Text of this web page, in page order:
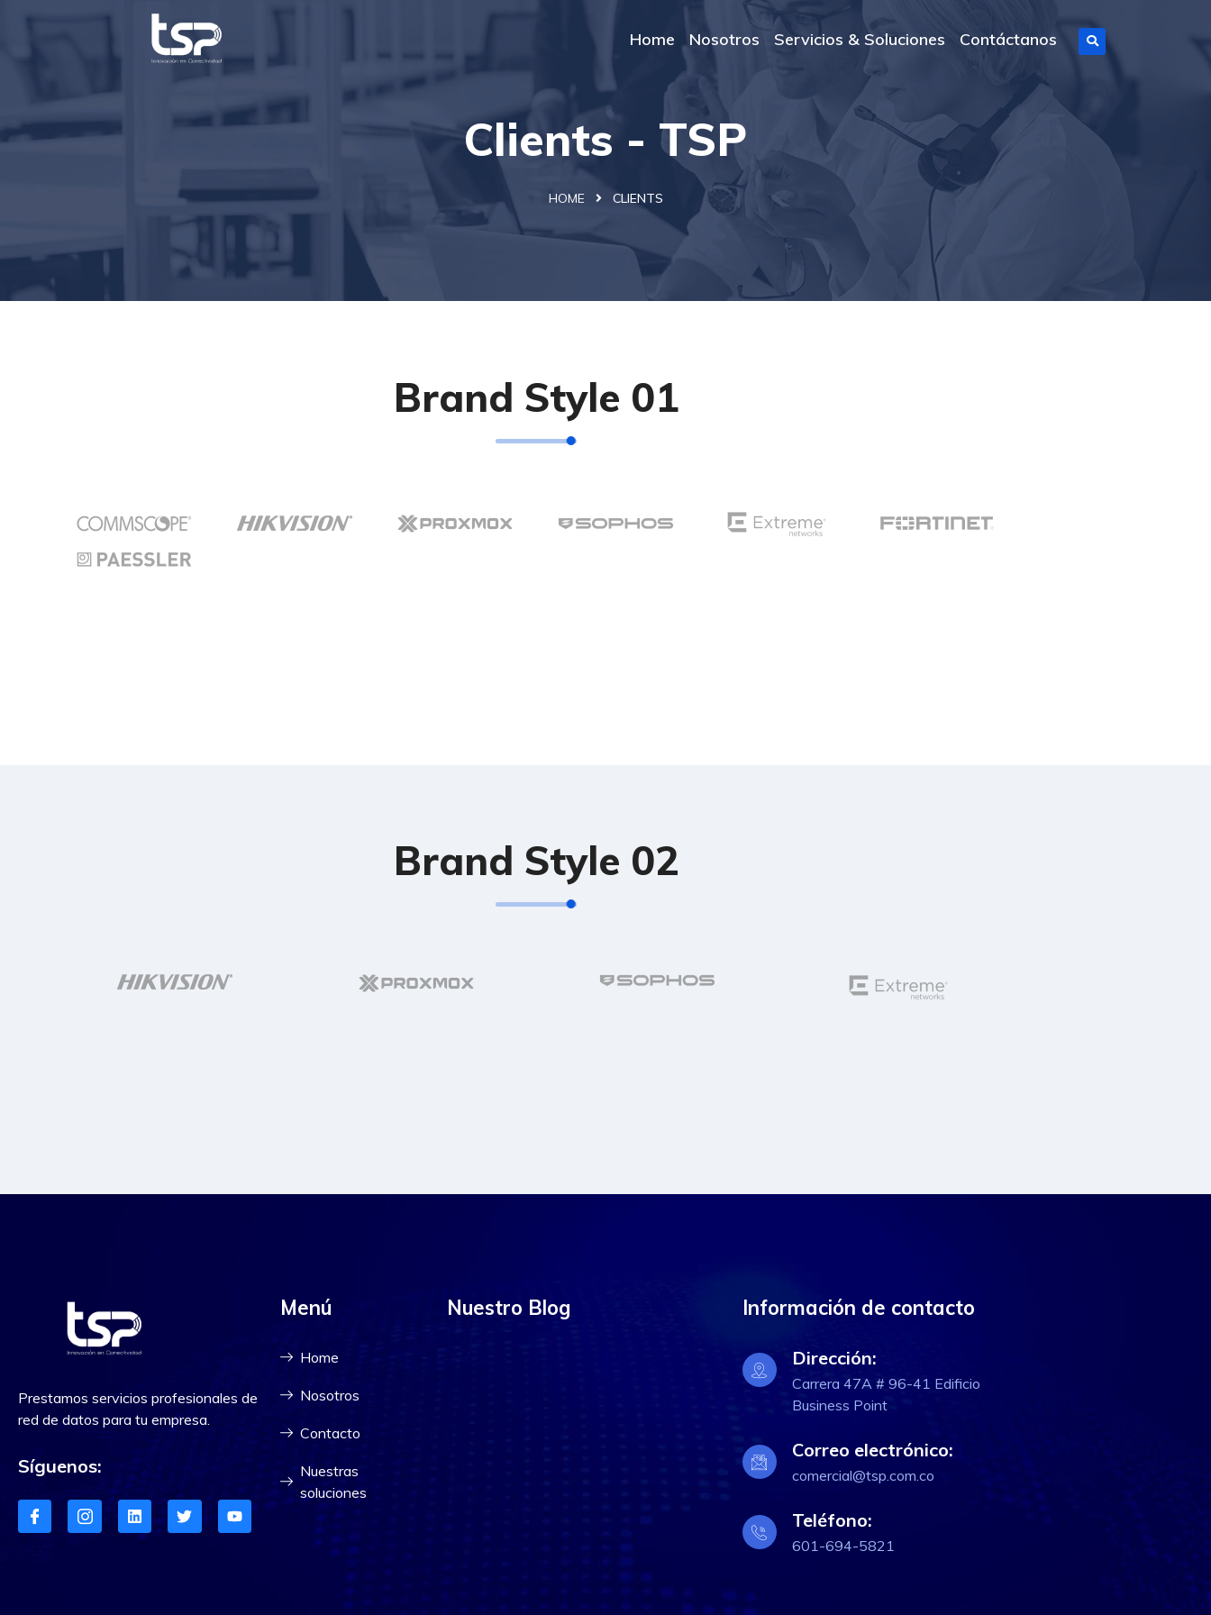
Home Nosotros Servicios & Soluciones Contáctanos
Clients - TSP
HOME CLIENTS
Brand Style 01
Brand Style 02
Prestamos servicios profesionales de
red de datos para tu empresa.
Síguenos:
Menú
Home
Nosotros
Contacto
Nuestras
soluciones
Nuestro Blog Información de contacto
Dirección:
Carrera 47A # 96-41 Edificio
Business Point
Correo electrónico:
comercial@tsp.com.co
Teléfono:
601-694-5821